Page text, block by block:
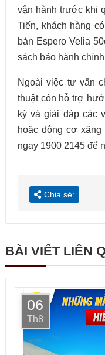
vận hành trước khi
Tiến, khách hàng
bản Espero Velia
sách bảo hành
Ngoài việc tư vấn
thuật còn hỗ trợ
kỳ và giải đáp các
hoặc động cơ
ngay 1900 2145 để
Chia sẻ:
BÀI VIẾT LIÊN
06
Th8